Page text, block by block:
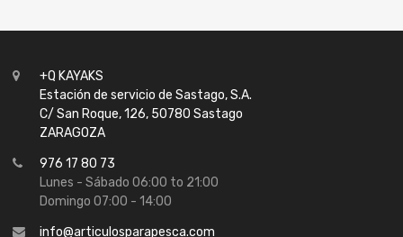
+Q KAYAKS
Estación de servicio de Sastago, S.A.
C/ San Roque, 126, 50780 Sastago
ZARAGOZA
976 17 80 73
Lunes - Sábado 06:00 to 21:00
Domingo 07:00 - 14:00
info@articulosparapesca.com